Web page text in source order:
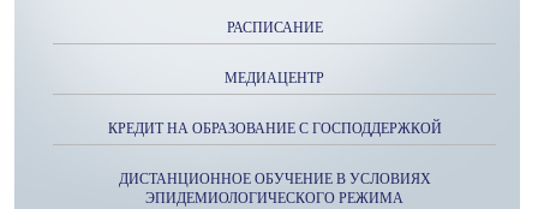
РАСПИСАНИЕ
МЕДИАЦЕНТР
КРЕДИТ НА ОБРАЗОВАНИЕ С ГОСПОДДЕРЖКОЙ
ДИСТАНЦИОННОЕ ОБУЧЕНИЕ В УСЛОВИЯХ
ЭПИДЕМИОЛОГИЧЕСКОГО РЕЖИМА